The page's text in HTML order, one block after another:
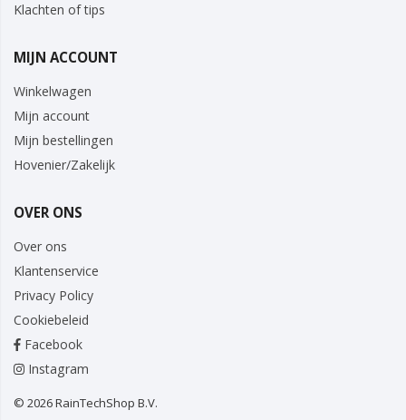
Klachten of tips
MIJN ACCOUNT
Winkelwagen
Mijn account
Mijn bestellingen
Hovenier/Zakelijk
OVER ONS
Over ons
Klantenservice
Privacy Policy
Cookiebeleid
Facebook
Instagram
© 2026 RainTechShop B.V.